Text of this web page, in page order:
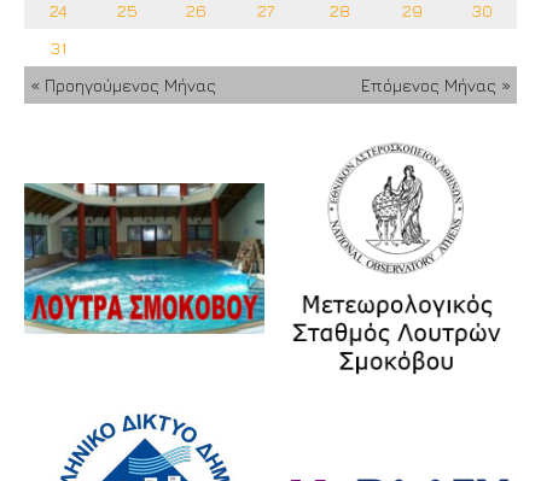
24 25 26 27 28 29
30
31
« Προηγούμενος Μήνας
Επόμενος Μήνας »